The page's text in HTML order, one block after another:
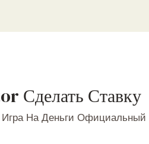
Сделать Ставку
На Деньги